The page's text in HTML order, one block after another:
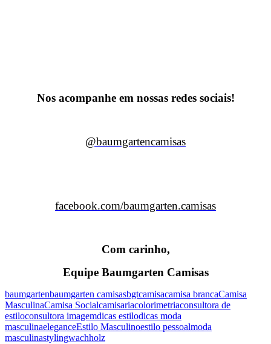
Nos acompanhe em nossas redes sociais!
@baumgartencamisas
facebook.com/baumgarten.camisas
Com carinho,
Equipe Baumgarten Camisas
baumgartenbaumgarten camisasbgtcamisacamisa brancaCamisa
MasculinaCamisa Socialcamisariacolorimetriaconsultora de
estiloconsultora imagemdicas estilodicas moda
masculinaeleganceEstilo Masculinoestilo pessoalmoda
masculinastylingwachholz